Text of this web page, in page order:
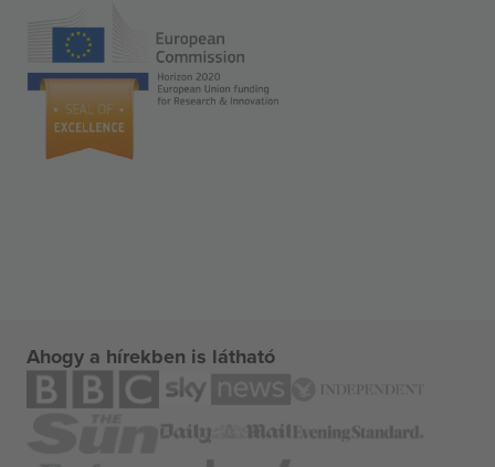
Ahogy a hírekben is látható